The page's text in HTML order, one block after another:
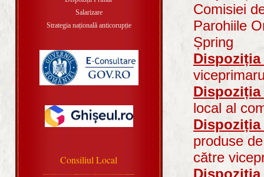
Comisiei
Parohiile
Șpring
Dispoziția
Dispoziția
local al
Dispoziția
produse
către
Dispoziția
Salarizare
Strategia națională anticorupție
Consiliul Local